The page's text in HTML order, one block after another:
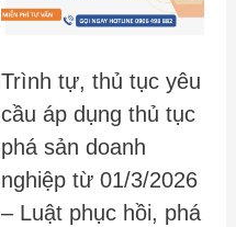
Trình tự, thủ tục yêu
cầu áp dụng thủ tục
phá sản doanh
nghiệp từ 01/3/2026
– Luật phục hồi, phá